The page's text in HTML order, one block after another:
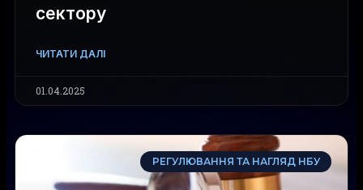
сектору
ЧИТАТИ ДАЛІ
01.04.2025
РЕГУЛЮВАННЯ ТА НАГЛЯД НБУ